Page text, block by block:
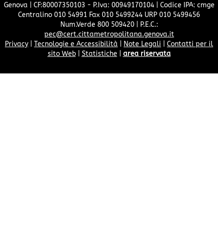
Genova | CF:80007350103 - P.Iva: 00949170104 | Codice IPA: cmge
Centralino 010 54991 Fax 010 5499244 URP 010 5499456
Num.Verde 800 509420 | P.E.C.:
pec@cert.cittametropolitana.genova.it
Privacy
Tecnologie e Accessibilità Note Legali
Contatti per il
sito Web| Statistiche area riservata